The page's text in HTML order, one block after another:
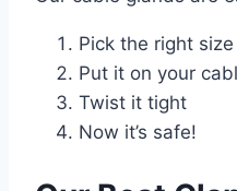
Pick the right size
Put it on your
Twist it tight
Now it’s safe!